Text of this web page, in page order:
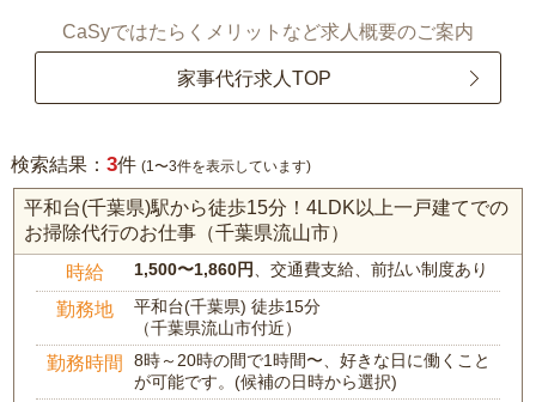
CaSyではたらくメリットなど求人概要のご案内
家事代行求人TOP
検索結果： 3件 (1〜3件を表示しています)
平和台(千葉県)駅から徒歩15分！4LDK以上一戸建てでの
お掃除代行のお仕事（千葉県流山市）
時給 1,500〜1,860円、交通費支給、前払い制度あり
勤務地
平和台(千葉県) 徒歩15分
（千葉県流山市付近）
勤務時間
8時～20時の間で1時間〜、好きな日に働くこと
が可能です。(候補の日時から選択)